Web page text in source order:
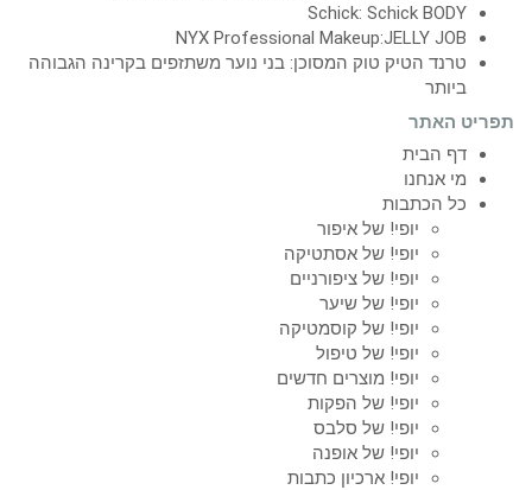
Schick: Schick BODY
NYX Professional Makeup:JELLY JOB
טרנד הטיק טוק המסוכן: בני נוער משתזפים בקרינה הגבוהה
ביותר
תפריט האתר
דף הבית
מי אנחנו
כל הכתבות
יופי! של איפור
יופי! של אסתטיקה
יופי! של ציפורניים
יופי! של שיער
יופי! של קוסמטיקה
יופי! של טיפול
יופי! מוצרים חדשים
יופי! של הפקות
יופי! של סלבס
יופי! של אופנה
יופי! ארכיון כתבות